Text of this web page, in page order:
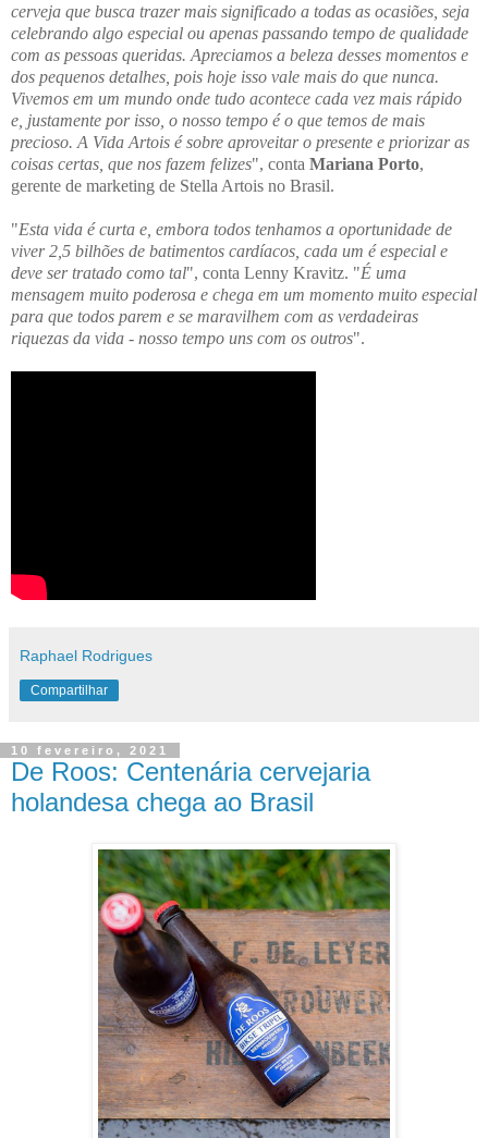
cerveja que busca trazer mais significado a todas as ocasiões, seja
celebrando algo especial ou apenas passando tempo de qualidade
com as pessoas queridas. Apreciamos a beleza desses momentos e
dos pequenos detalhes, pois hoje isso vale mais do que nunca.
Vivemos em um mundo onde tudo acontece cada vez mais rápido
e, justamente por isso, o nosso tempo é o que temos de mais
precioso. A Vida Artois é sobre aproveitar o presente e priorizar as
coisas certas, que nos fazem felizes", conta Mariana Porto,
gerente de marketing de Stella Artois no Brasil.
"Esta vida é curta e, embora todos tenhamos a oportunidade de
viver 2,5 bilhões de batimentos cardíacos, cada um é especial e
deve ser tratado como tal", conta Lenny Kravitz. "É uma
mensagem muito poderosa e chega em um momento muito especial
para que todos parem e se maravilhem com as verdadeiras
riquezas da vida - nosso tempo uns com os outros".
Raphael Rodrigues
Compartilhar
10 fevereiro, 2021
De Roos: Centenária cervejaria
holandesa chega ao Brasil